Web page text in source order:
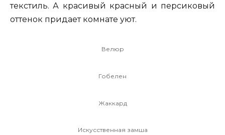
текстиль. А красивый красный и персиковый
оттенок придает комнате уют.
Велюр
Гобелен
Жаккард
Искусственная замша